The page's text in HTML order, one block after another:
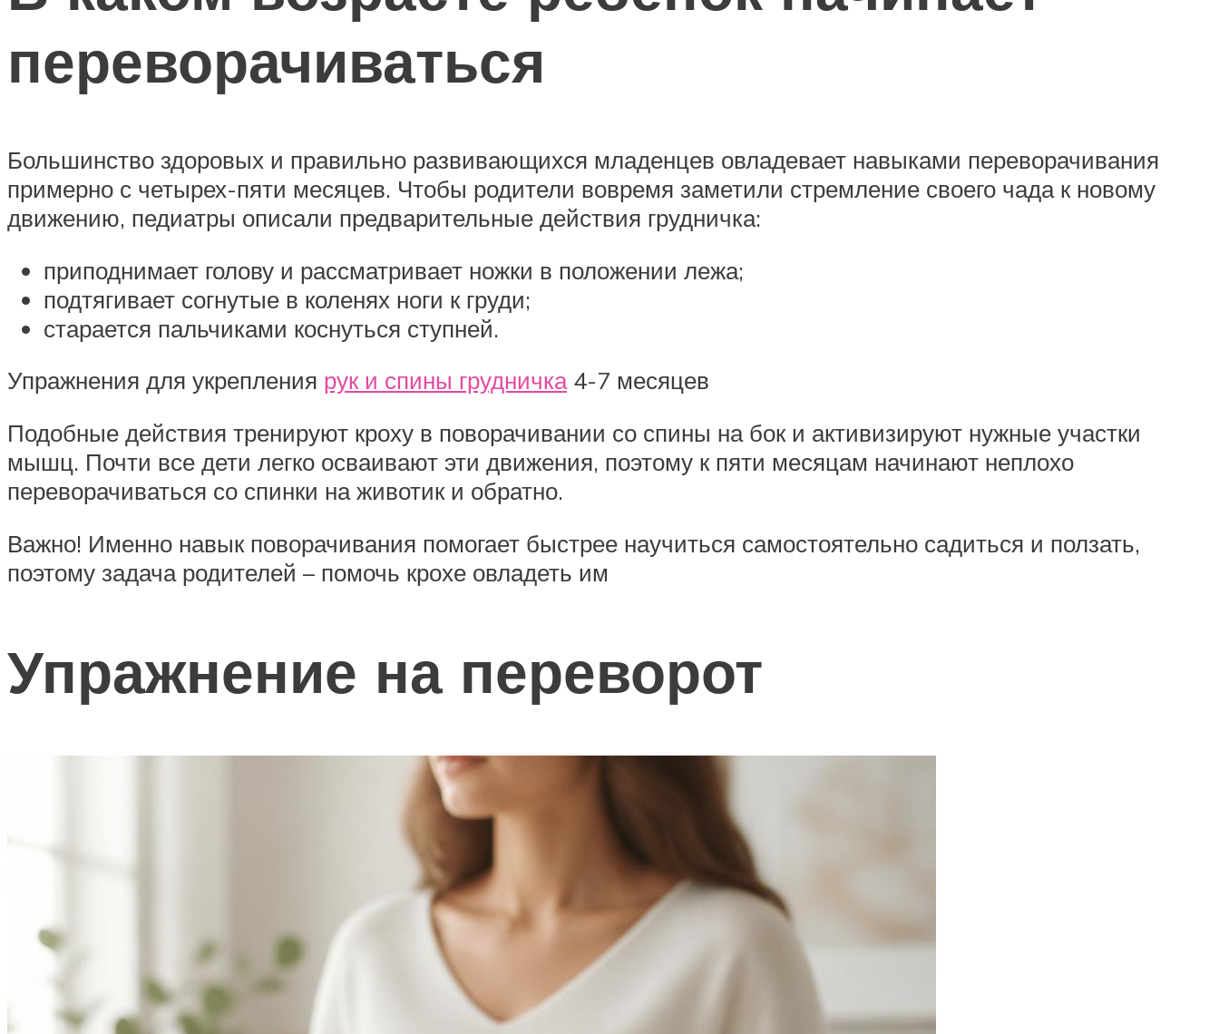
переворачиваться
Большинство здоровых и правильно развивающихся младенцев овладевает навыками переворачивания
примерно с четырех-пяти месяцев. Чтобы родители вовремя заметили стремление своего чада к новому
движению, педиатры описали предварительные действия грудничка:
приподнимает голову и рассматривает ножки в положении лежа;
подтягивает согнутые в коленях ноги к груди;
старается пальчиками коснуться ступней.
Упражнения для укрепления рук и спины грудничка4-7 месяцев
Подобные действия тренируют кроху в поворачивании со спины на бок и активизируют нужные участки
мышц. Почти все дети легко осваивают эти движения, поэтому к пяти месяцам начинают неплохо
переворачиваться со спинки на животик и обратно.
Важно! Именно навык поворачивания помогает быстрее научиться самостоятельно садиться и ползать,
поэтому задача родителей – помочь крохе овладеть им
Упражнение на переворот